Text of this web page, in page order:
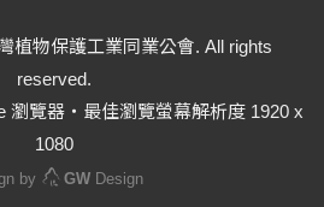
植物保護工業同業公會. All rights
reserved.
瀏覽器‧最佳瀏覽螢幕解析度 1920 x
1080
by GWDesign